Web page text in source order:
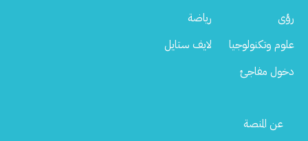
رؤى
رياضة
علوم وتكنولوجيا
لايف ستايل
دخول مفاجئ
Footer
عن المنصة